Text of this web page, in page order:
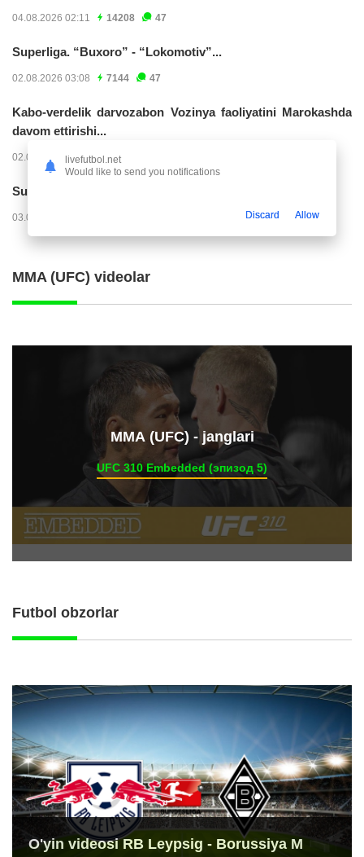
04.08.2026 02:11 14208 47
Superliga. “Buxoro” - “Lokomotiv”...
02.08.2026 03:08 7144 47
Kabo-verdelik darvozabon Vozinya faoliyatini Marokashda
davom ettirishi...
02.08.2026 01:08 3888
Superliga. "Dinamo" – "Neftchi" (matnli...
03.08.2026 20:32
MMA (UFC) videolar
ММА (UFC) - janglari
UFC 310 Embedded (эпизод 5)
Futbol obzorlar
O'yin videosi RB Leypsig - Borussiya M
livefutbol.net
Would like to send you notifications
Discard Allow